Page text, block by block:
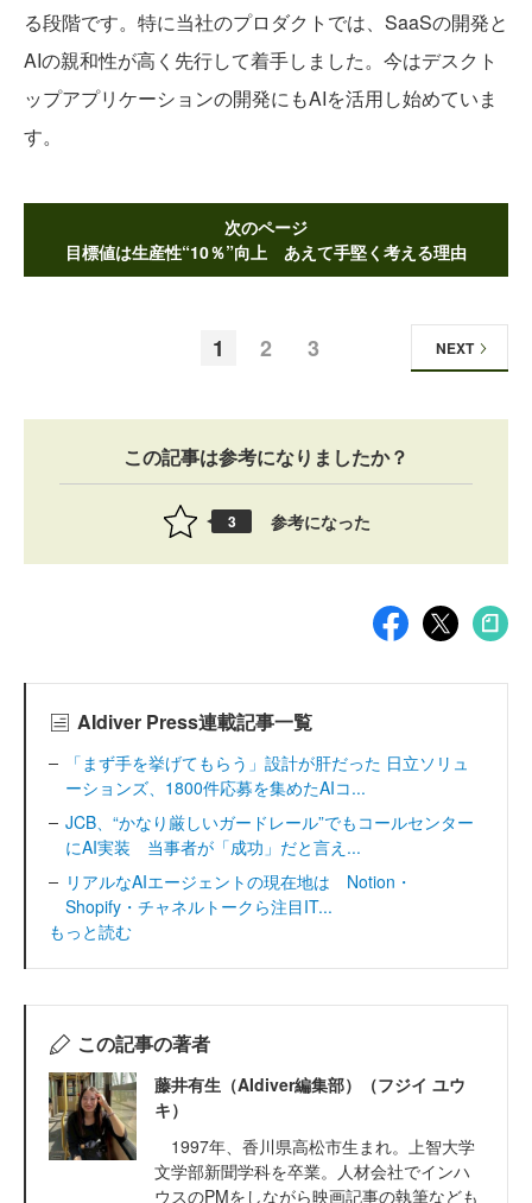
る段階です。特に当社のプロダクトでは、SaaSの開発と
AIの親和性が高く先行して着手しました。今はデスクト
ップアプリケーションの開発にもAIを活用し始めていま
す。
次のページ
目標値は生産性“10％”向上 あえて手堅く考える理由
1 2 3 NEXT
この記事は参考になりましたか？
3 参考になった
AIdiver Press連載記事一覧
「まず手を挙げてもらう」設計が肝だった 日立ソリュ
ーションズ、1800件応募を集めたAIコ...
JCB、“かなり厳しいガードレール”でもコールセンター
にAI実装 当事者が「成功」だと言え...
リアルなAIエージェントの現在地は Notion・
Shopify・チャネルトークら注目IT...
もっと読む
この記事の著者
藤井有生（AIdiver編集部）（フジイ ユウ
キ）
1997年、香川県高松市生まれ。上智大学
文学部新聞学科を卒業。人材会社でインハ
ウスのPMをしながら映画記事の執筆なども